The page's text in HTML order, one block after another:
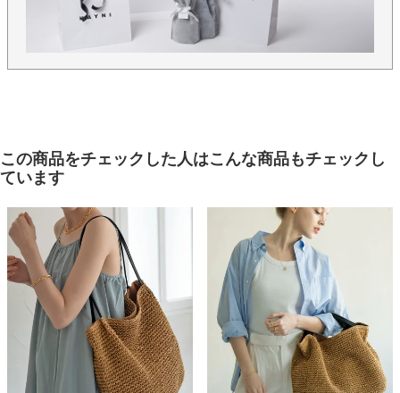
この商品をチェックした人はこんな商品もチェックし
ています